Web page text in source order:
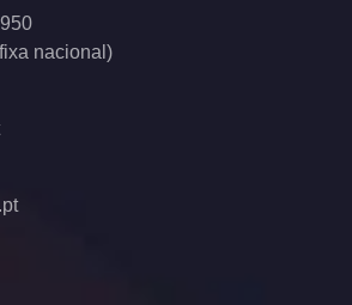
nacional)